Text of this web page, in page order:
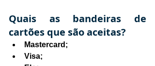
Quais as bandeiras de
cartões que são aceitas?
Mastercard;
Visa;